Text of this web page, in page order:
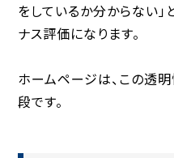
をしているか分からない」
ナス評価になります。
ホームページは、この透
段です。